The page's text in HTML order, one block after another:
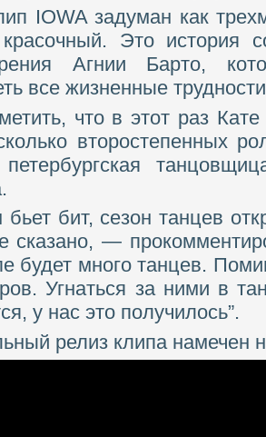
IOWA задуман как
Это история
Агнии Барто,
все жизненные
что в этот раз
второстепенных
петербургская
бьет бит, сезон танцев
сказано, —
будет много танцев.
Угнаться за ними в
у нас это получилось”.
релиз клипа намечен